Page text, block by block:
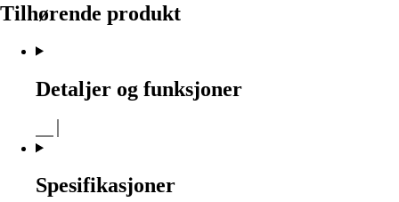
Tilhørende produkt
Detaljer og funksjoner
Spesifikasjoner